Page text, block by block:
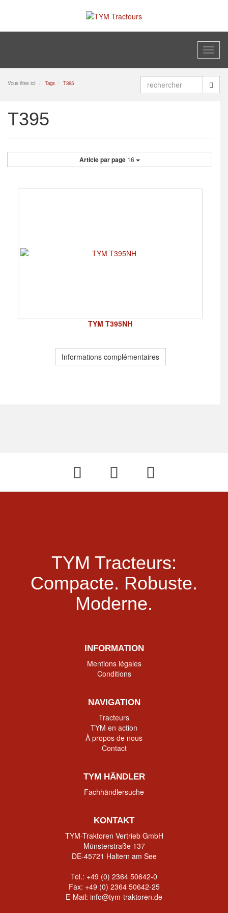
Vous êtes ici: Tags T395
T395
Article par page 16
TYM T395NH
Informations complémentaires
TYM Tracteurs:
Compacte. Robuste.
Moderne.
INFORMATION
Mentions légales
Conditions
NAVIGATION
Tracteurs
TYM en action
À propos de nous
Contact
TYM HÄNDLER
Fachhändlersuche
KONTAKT
TYM-Traktoren Vertrieb GmbH
Münsterstraße 137
DE-45721 Haltern am See
Tel.: +49 (0) 2364 50642-0
Fax: +49 (0) 2364 50642-25
E-Mail: info@tym-traktoren.de